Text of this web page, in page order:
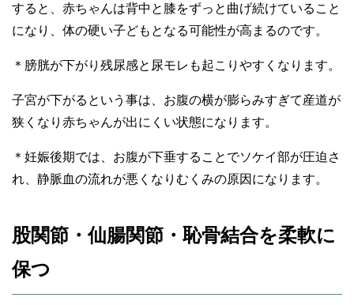
すると、赤ちゃんは背中と膝をずっと曲げ続けていること
になり、体の硬い子どもとなる可能性が高まるのです。
＊膀胱が下がり残尿感と尿モレも起こりやすくなります。
子宮が下がるという事は、お腹の横が膨らみすぎて産道が
狭くなり赤ちゃんが出にくい状態になります。
＊妊娠後期では、お腹が下垂することでソケイ部が圧迫さ
れ、静脈血の流れが悪くなりむくみの原因になります。
股関節・仙腸関節・恥骨結合を柔軟に
保つ